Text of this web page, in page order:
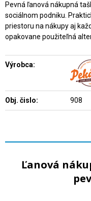
Pevná ľanová nákupná
sociálnom podniku.
priestoru na nákupy aj
opakovane použiteľná
Výrobca:
Obj. čislo: 908
Ľanová